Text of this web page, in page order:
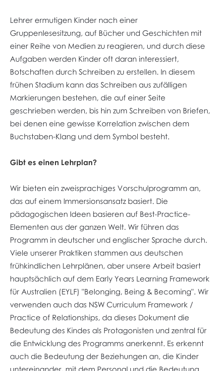
Lehrer ermutigen Kinder nach einer
Gruppenlesesitzung, auf Bücher und Geschichten mit
einer Reihe von Medien zu reagieren, und durch diese
Aufgaben werden Kinder oft daran interessiert,
Botschaften durch Schreiben zu erstellen. In diesem
frühen Stadium kann das Schreiben aus zufälligen
Markierungen bestehen, die auf einer Seite
geschrieben werden, bis hin zum Schreiben von Briefen,
bei denen eine gewisse Korrelation zwischen dem
Buchstaben-Klang und dem Symbol besteht.
Gibt es einen Lehrplan?
Wir bieten ein zweisprachiges Vorschulprogramm an,
das auf einem Immersionsansatz basiert. Die
pädagogischen Ideen basieren auf Best-Practice-
Elementen aus der ganzen Welt. Wir führen das
Programm in deutscher und englischer Sprache durch.
Viele unserer Praktiken stammen aus deutschen
frühkindlichen Lehrplänen, aber unsere Arbeit basiert
hauptsächlich auf dem Early Years Learning Framework
für Australien (EYLF) "Belonging, Being & Becoming". Wir
verwenden auch das NSW Curriculum Framework /
Practice of Relationships, da dieses Dokument die
Bedeutung des Kindes als Protagonisten und zentral für
die Entwicklung des Programms anerkennt. Es erkennt
auch die Bedeutung der Beziehungen an, die Kinder
untereinander, mit dem Personal und die Bedeutung